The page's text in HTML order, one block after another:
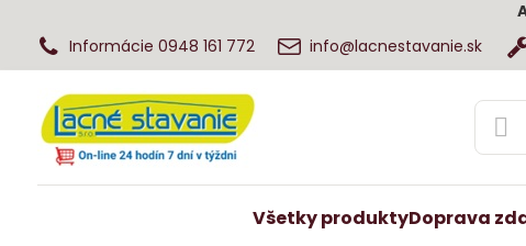
Informácie 0948 161 772
info@lacnestavanie.sk
Všetky produktyDoprava